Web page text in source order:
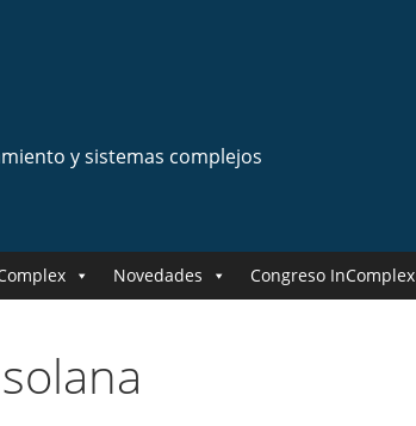
y sistemas complejos
Novedades Congreso InComplex